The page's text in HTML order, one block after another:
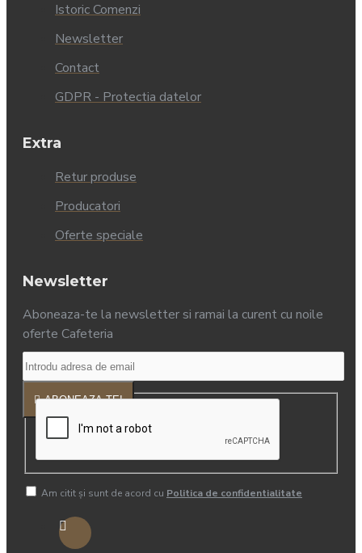
Istoric Comenzi
Newsletter
Contact
GDPR - Protectia datelor
Extra
Retur produse
Producatori
Oferte speciale
Newsletter
Aboneaza-te la newsletter si ramai la curent cu noile
oferte Cafeteria
ABONEAZA-TE!
Am citit şi sunt de acord cu Politica de confidentialitate